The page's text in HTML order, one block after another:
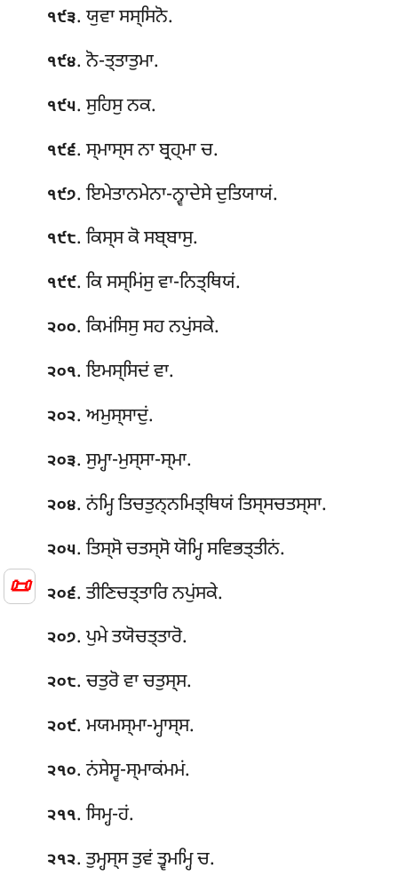
📜
੧੯੩. ਯੁਵਾ ਸਸ੍ਸਿਨੋ.
੧੯੪. ਨੋ-ਤ੍ਤਾਤੁਮਾ.
੧੯੫. ਸੁਹਿਸੁ ਨਕ.
੧੯੬. ਸ੍ਮਾਸ੍ਸਨਾ ਬ੍ਰਹ੍ਮਾ ਚ.
੧੯੭. ਇਮੇਤਾਨਮੇਨਾ-ਨ੍ਵਾਦੇਸੇ ਦੁਤਿਯਾਯਂ.
੧੯੮. ਕਿਸ੍ਸ ਕੋ ਸਬ੍ਬਾਸੁ.
੧੯੯. ਕਿ ਸਸ੍ਮਿਂਸੁ ਵਾ-ਨਿਤ੍ਥਿਯਂ.
੨੦੦. ਕਿਮਂਸਿਸੁ ਸਹ ਨਪੁਂਸਕੇ.
੨੦੧. ਇਮਸ੍ਸਿਦਂ ਵਾ.
੨੦੨. ਅਮੁਸ੍ਸਾਦੁਂ.
੨੦੩. ਸੁਮ੍ਹਾ-ਮੁਸ੍ਸਾ-ਸ੍ਮਾ.
੨੦੪. ਨਂਮ੍ਹਿ ਤਿਚਤੁਨ੍ਨਮਿਤ੍ਥਿਯਂ ਤਿਸ੍ਸਚਤਸ੍ਸਾ.
੨੦੫. ਤਿਸ੍ਸੋ ਚਤਸ੍ਸੋ ਯੋਮ੍ਹਿ ਸਵਿਭਤ੍ਤੀਨਂ.
੨੦੬. ਤੀਣਿਚਤ੍ਤਾਰਿ ਨਪੁਂਸਕੇ.
੨੦੭. ਪੁਮੇ ਤਯੋਚਤ੍ਤਾਰੋ.
੨੦੮. ਚਤੁਰੋ ਵਾ ਚਤੁਸ੍ਸ.
੨੦੯. ਮਯਮਸ੍ਮਾ-ਮ੍ਹਾਸ੍ਸ.
੨੧੦. ਨਂਸੇਸ੍ਵ-ਸ੍ਮਾਕਂਮਮਂ.
੨੧੧. ਸਿਮ੍ਹ-ਹਂ.
੨੧੨. ਤੁਮ੍ਹਸ੍ਸ ਤੁਵਂ ਤ੍ਵਮਮ੍ਹਿ ਚ.